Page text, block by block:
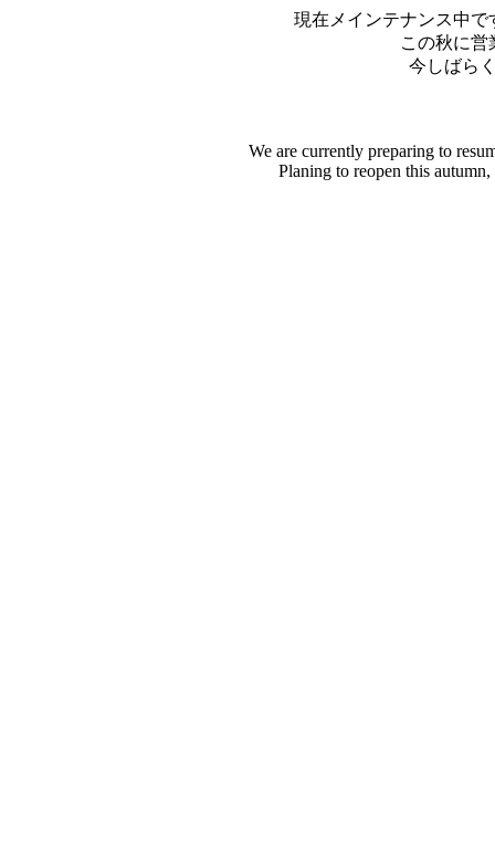
現在メインテナンス中
この秋に営
今しばら
We are currently preparing to
Planing to reopen this